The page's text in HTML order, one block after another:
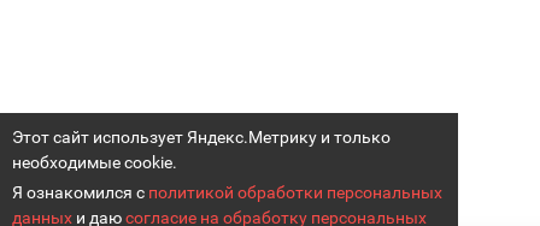
Этот сайт использует Яндекс.Метрику и только
необходимые cookie.
Я ознакомился с политикой обработки персональных
данных и даюсогласие на обработку персональных